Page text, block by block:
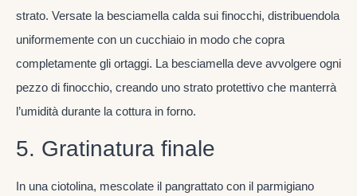
strato. Versate la besciamella calda sui finocchi, distribuendola
uniformemente con un cucchiaio in modo che copra
completamente gli ortaggi. La besciamella deve avvolgere ogni
pezzo di finocchio, creando uno strato protettivo che manterrà
l’umidità durante la cottura in forno.
5. Gratinatura finale
In una ciotolina, mescolate il pangrattato con il parmigiano